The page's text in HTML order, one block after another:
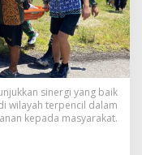
sinergi yang baik
wilayah terpencil dalam
kepada masyarakat.